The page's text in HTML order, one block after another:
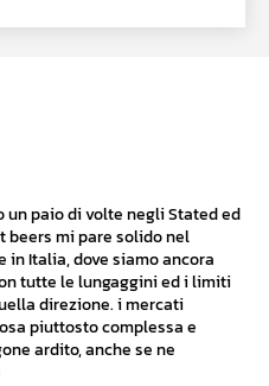
un paio di volte negli Stated ed
beers mi pare solido nel
in Italia, dove siamo ancora
tutte le lungaggini ed i limiti
direzione. i mercati
piuttosto complessa e
ardito, anche se ne